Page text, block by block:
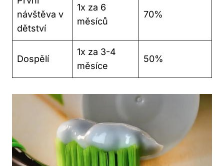
návštěva v
dětství
1x za 6
měsíců
70%
Dospělí
1x za 3-4
měsíce
50%